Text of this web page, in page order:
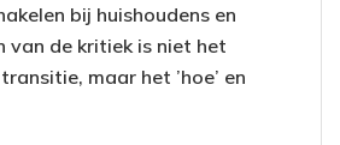
bij huishoudens en
van de kritiek is niet het
maar het ’hoe’ en